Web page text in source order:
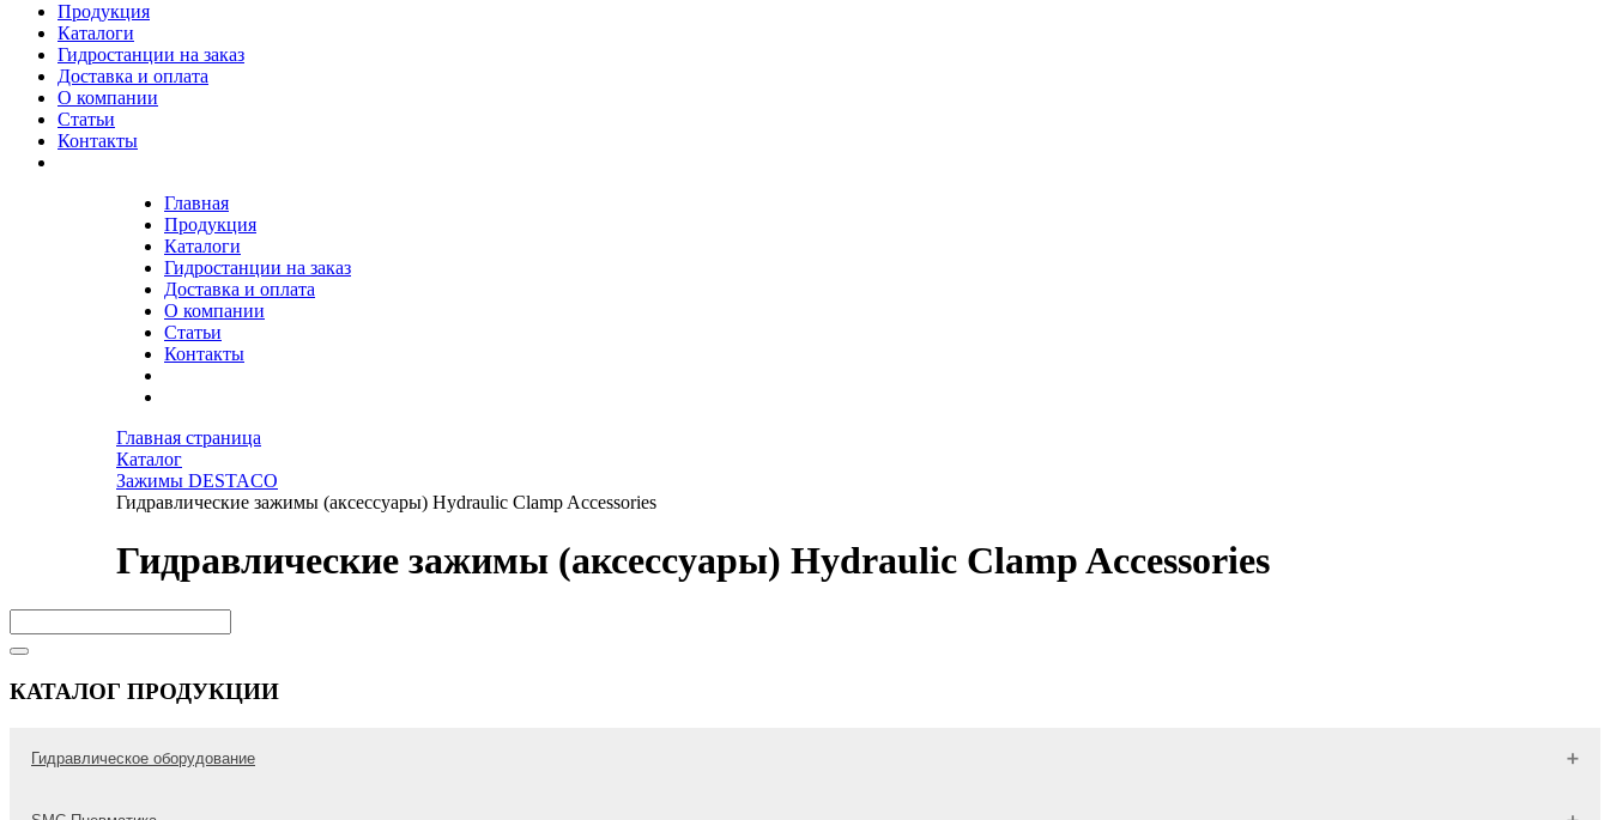
Продукция
Каталоги
Гидростанции на заказ
Доставка и оплата
О компании
Статьи
Контакты
Главная
Продукция
Каталоги
Гидростанции на заказ
Доставка и оплата
О компании
Статьи
Контакты
Главная страница
Каталог
Зажимы DESTACO
Гидравлические зажимы (аксессуары) Hydraulic Clamp Accessories
Гидравлические зажимы (аксессуары) Hydraulic Clamp Accessories
КАТАЛОГ ПРОДУКЦИИ
Гидравлическое оборудование